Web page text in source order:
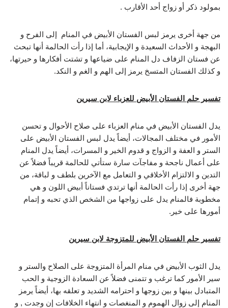
بمولود ذكر أو زواج أحد الأقارب .
من جهة أخرى يرمز لبس الفستان الأبيض في المنام إلى الفرح و
البهجة و الأحداث السعيدة و الإيجابية، أما إذا رأت الحالمة أنها تبحث
عن فستان الزفاف دل المنام على ضياعها و تشتت أفكارها و حيرتها،
و كذلك الفستان المتسخ يرمز إلى الهم و الغم و النكد.
تفسير حلم الفستان الأبيض للعزباء لابن سيرين
يدل الفستان الأبيض في منام العزباء على صلاح الأحوال و تحسن
الأمور في مختلف المجالات، أيضاً يدل لبس الفستان الأبيض على
الستر و العفة و الزواج و قدوم الخير و المسرات، أيضاً يدل المنام
على أعمال ناجحة و مفاجآت سارة ستأتي للحالمة قريباً فضلاً عن
التدين و الالتزام الأخلاقي و التعامل مع الآخرين بلطف و لباقة، من
جهة أخرى إذا رأت الحالمة أنها ترتدي فستاناً أبيض اللون و هي
مخطوبة فالمنام يدل على زواجها من الشخص الذي تحبه و إتمام
أمورها على خير.
تفسير حلم الفستان الأبيض للمتزوجة لابن سيرين
يدل الثوب الأبيض في منام المرأة المتزوجة على الصلاح والستر و
سير الأمور كما ترغب و تتمنى فضلاً عن السعادة الزوجية و الحب
المتبادل بينها و بين زوجها و احترامه الشديد و تعلقه بها، أيضاً يرمز
المنام إلى زوال الهموم و المنغصات و انتهاء الخلافات إن وجدت , و